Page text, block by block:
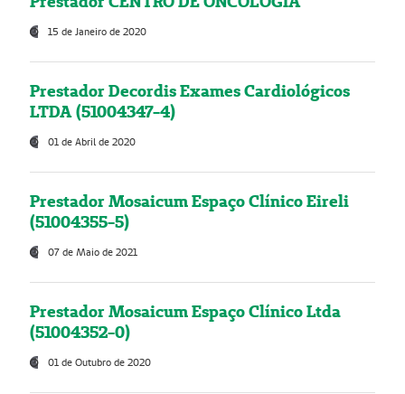
15 de Janeiro de 2020
Prestador Decordis Exames Cardiológicos
LTDA (51004347-4)
01 de Abril de 2020
Prestador Mosaicum Espaço Clínico Eireli
(51004355-5)
07 de Maio de 2021
Prestador Mosaicum Espaço Clínico Ltda
(51004352-0)
01 de Outubro de 2020